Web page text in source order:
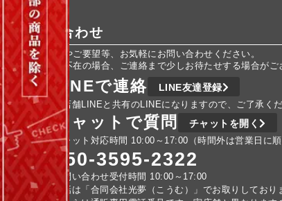
お問い合わせ
ご不明な点やご要望等、お気軽にお問い合わせください。
車検などで不在の場合、ご連絡まで少しお待たせする場合がご
LINEで連絡 LINE友達登録
実店舗LINEと共有のLINEになりますので、ご了承くだ
チャットで質問 チャットを開く
チャット対応時間 10:00～17:00（時間外は営業日に順
050-3595-2322
お問い合わせ受付時間 10:00～17:00
電話は「合同会社光夢（こうむ）」でお取りしており